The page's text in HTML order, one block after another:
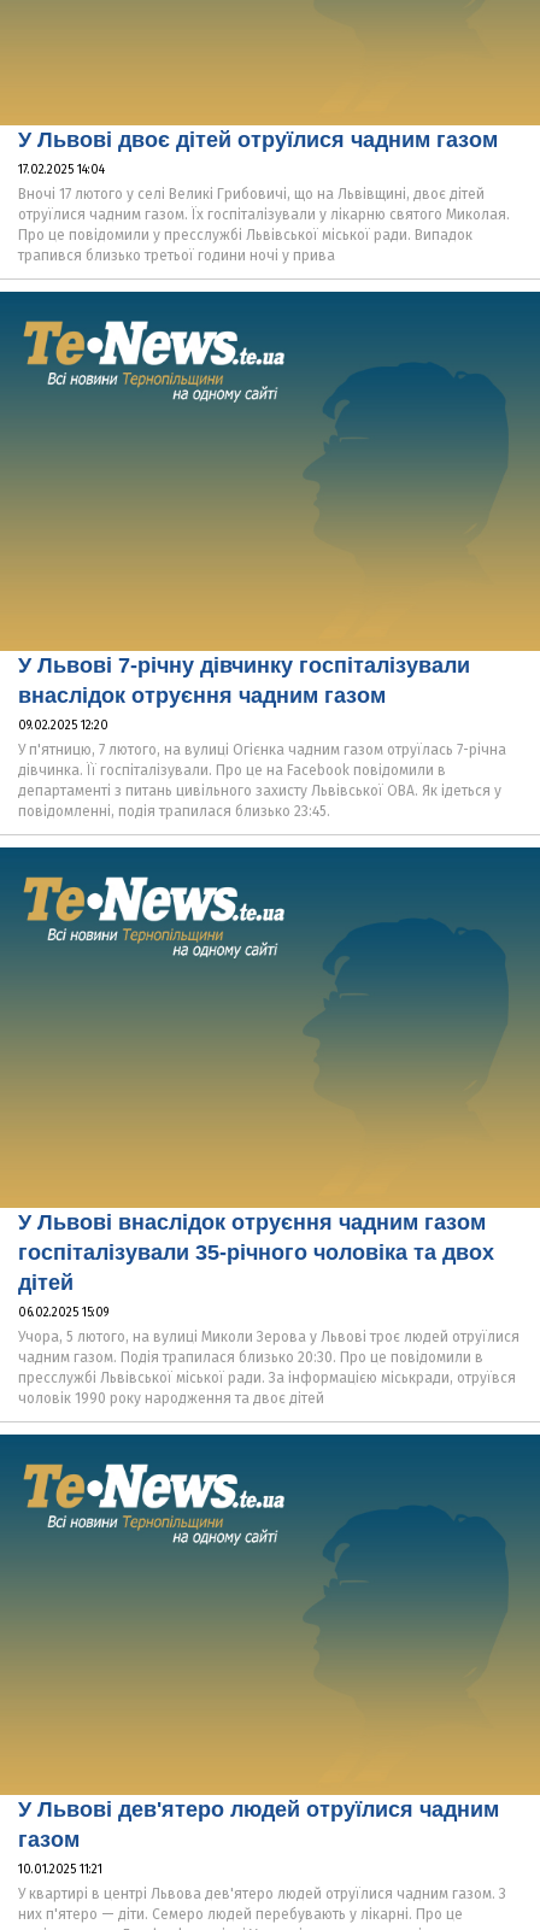
У Львові двоє дітей отруїлися чадним газом
17.02.2025 14:04
Вночі 17 лютого у селі Великі Грибовичі, що на Львівщині, двоє дітей
отруїлися чадним газом. Їх госпіталізували у лікарню святого Миколая.
Про це повідомили у пресслужбі Львівської міської ради. Випадок
трапився близько третьої години ночі у прива
У Львові 7-річну дівчинку госпіталізували
внаслідок отруєння чадним газом
09.02.2025 12:20
У п'ятницю, 7 лютого, на вулиці Огієнка чадним газом отруїлась 7-річна
дівчинка. Її госпіталізували. Про це на Facebook повідомили в
департаменті з питань цивільного захисту Львівської ОВА. Як ідеться у
повідомленні, подія трапилася близько 23:45.
У Львові внаслідок отруєння чадним газом
госпіталізували 35-річного чоловіка та двох
дітей
06.02.2025 15:09
Учора, 5 лютого, на вулиці Миколи Зерова у Львові троє людей отруїлися
чадним газом. Подія трапилася близько 20:30. Про це повідомили в
пресслужбі Львівської міської ради. За інформацією міськради, отруївся
чоловік 1990 року народження та двоє дітей
У Львові дев'ятеро людей отруїлися чадним
газом
10.01.2025 11:21
У квартирі в центрі Львова дев'ятеро людей отруїлися чадним газом. З
них п'ятеро — діти. Семеро людей перебувають у лікарні. Про це